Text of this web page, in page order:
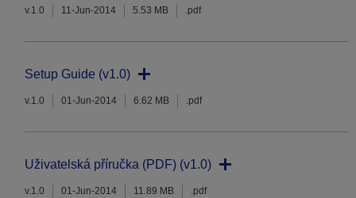
v.1.0 11-Jun-2014 5.53 MB .pdf
Setup Guide (v1.0)
v.1.0 01-Jun-2014 6.62 MB .pdf
Uživatelská příručka (PDF) (v1.0)
v.1.0 01-Jun-2014 11.89 MB .pdf